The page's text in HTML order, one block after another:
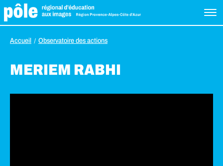
Accueil Observatoire des actions
MERIEM RABHI